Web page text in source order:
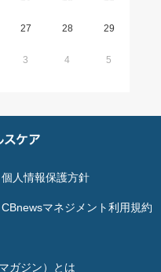
27 28 29
3 4 5
個人情報保護方針
CBnewsマネジメント利用規約
ガジン）とは